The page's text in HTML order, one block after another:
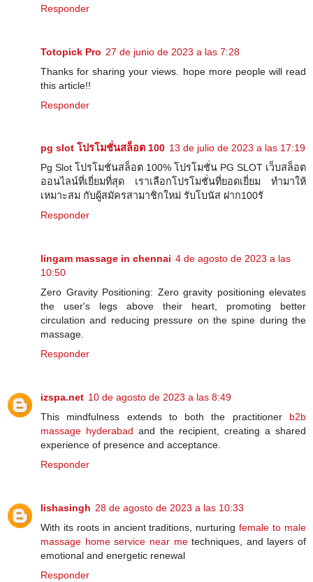
Responder
Totopick Pro 27 de junio de 2023 a las 7:28
Thanks for sharing your views. hope more people will read
this article!!
Responder
pg slot โปรโมชั่นสล็อต 100 13 de julio de 2023 a las 17:19
Pg Slot โปรโมชั่นสล็อต 100% โปรโมชั่น PG SLOT เว็บสล็อต
ออนไลน์ที่เยี่ยมที่สุด เราเลือกโปรโมชั่นที่ยอดเยี่ยม ทำมาให้
เหมาะสม กับผู้สมัครสามาชิกใหม่ รับโบนัส ฝาก100รั
Responder
lingam massage in chennai 4 de agosto de 2023 a las
10:50
Zero Gravity Positioning: Zero gravity positioning elevates
the user's legs above their heart, promoting better
circulation and reducing pressure on the spine during the
massage.
Responder
izspa.net 10 de agosto de 2023 a las 8:49
This mindfulness extends to both the practitioner b2b
massage hyderabad and the recipient, creating a shared
experience of presence and acceptance.
Responder
lishasingh 28 de agosto de 2023 a las 10:33
With its roots in ancient traditions, nurturingfemale to male
massage home service near metechniques, and layers of
emotional and energetic renewal
Responder